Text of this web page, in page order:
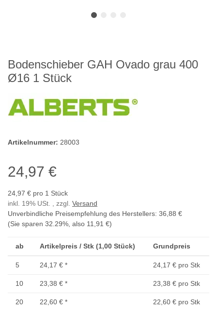
Bodenschieber GAH Ovado grau 400
Ø16 1 Stück
Artikelnummer: 28003
24,97 €
24,97 € pro 1 Stück
inkl. 19% USt. , zzgl. Versand
Unverbindliche Preisempfehlung des Herstellers: 36,88 €
(Sie sparen 32.29% , also 11,91 €)
ab Artikelpreis / Stk (1,00 Stück) Grundpreis
5 24,17 € * 24,17 € pro Stk
10 23,38 € * 23,38 € pro Stk
20 22,60 € * 22,60 € pro Stk